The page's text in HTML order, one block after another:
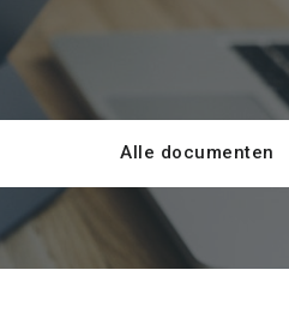
Alle documenten